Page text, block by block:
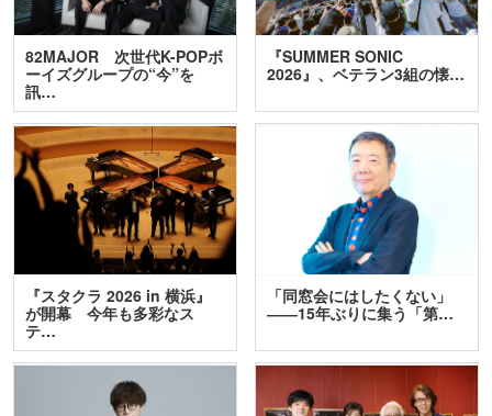
82MAJOR 次世代K-POPボ
ーイズグループの“今”を
訊…
『SUMMER SONIC
2026』、ベテラン3組の懐…
『スタクラ 2026 in 横浜』
が開幕 今年も多彩なス
テ…
「同窓会にはしたくない」
――15年ぶりに集う「第…